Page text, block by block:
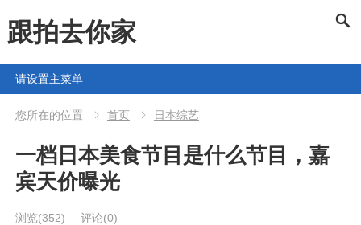
跟拍去你家
请设置主菜单
您所在的位置 首页 日本综艺
一档日本美食节目是什么节目，嘉
宾天价曝光
浏览(352) 评论(0)